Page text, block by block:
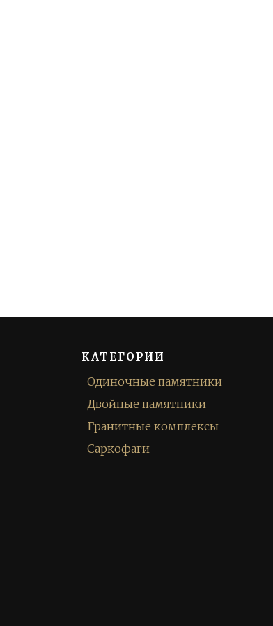
КАТЕГОРИИ
Одиночные памятники
Двойные памятники
Гранитные комплексы
Саркофаги